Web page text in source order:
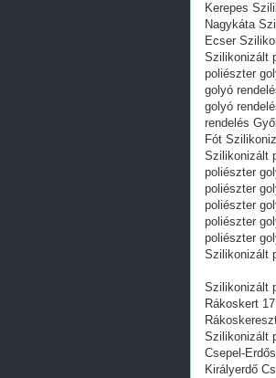
Kerepes
Nagykáta
Ecser
Szilikonizált
poliészter
golyó
golyó
rendelés
Fót
Szilikonizált
poliészter
poliészter
poliészter
poliészter
poliészter
Szilikonizált
Szilikonizált
Rákoskert
Szilikonizált
Csepel-
Királyerdő